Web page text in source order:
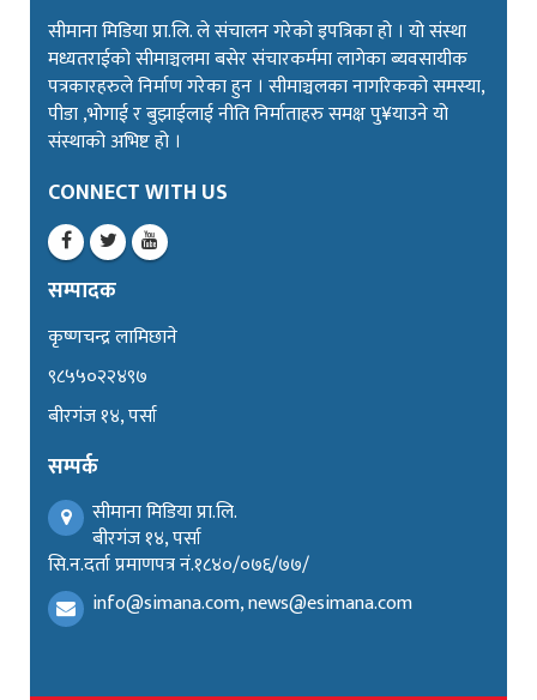
सीमाना मिडिया प्रा.लि. ले संचालन गरेको इपत्रिका हो । यो संस्था
मध्यतराईको सीमाञ्चलमा बसेर संचारकर्ममा लागेका ब्यवसायीक
पत्रकारहरुले निर्माण गरेका हुन । सीमाञ्चलका नागरिकको समस्या,
पीडा ,भोगाई र बुझाईलाई नीति निर्माताहरु समक्ष पु¥याउने यो
संस्थाको अभिष्ट हो ।
CONNECT WITH US
सम्पादक
कृष्णचन्द्र लामिछाने
९८५५०२२४९७
बीरगंज १४, पर्सा
सम्पर्क
सीमाना मिडिया प्रा.लि.
बीरगंज १४, पर्सा
सि.न.दर्ता प्रमाणपत्र नं.१८४०/०७६/७७/
info@simana.com, news@esimana.com